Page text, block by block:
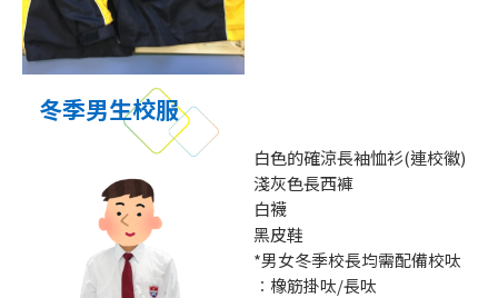
冬季男生校服
白色的確涼長袖恤衫(連校徽)
淺灰色長西褲
白襪
黑皮鞋
*男女冬季校長均需配備校呔
︰橡筋掛呔/長呔